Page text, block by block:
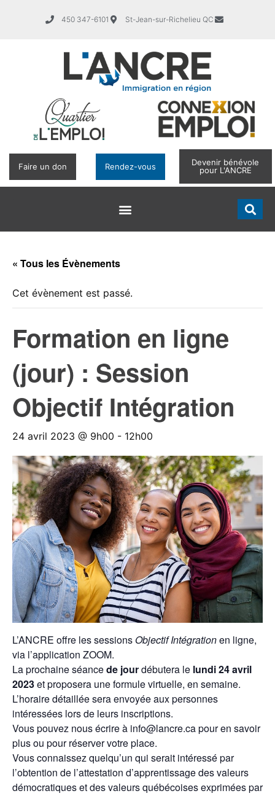
450 347-6101 St-Jean-sur-Richelieu QC
Faire un don Rendez-vous
Devenir bénévole
pour L'ANCRE
« Tous les Évènements
Cet évènement est passé.
Formation en ligne
(jour) : Session
Objectif Intégration
24 avril 2023 @ 9h00 - 12h00
L’ANCRE offre les sessions Objectif Intégrationen ligne,
via l’application ZOOM.
La prochaine séancede jourdébutera le lundi 24 avril
2023et proposera une formule virtuelle, en semaine.
L’horaire détaillée sera envoyée aux personnes
intéressées lors de leurs inscriptions.
Vous pouvez nous écrire à info@lancre.ca pour en savoir
plus ou pour réserver votre place.
Vous connaissez quelqu’un qui serait intéressé par
l’obtention de l’attestation d’apprentissage des valeurs
démocratiques et des valeurs québécoises exprimées par